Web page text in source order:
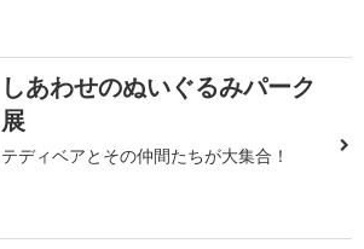
しあわせのぬいぐるみパーク
展
テディベアとその仲間たちが大集合！